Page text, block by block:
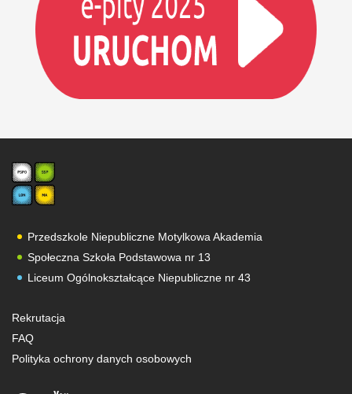
Przedszkole Niepubliczne Motylkowa Akademia
Społeczna Szkoła Podstawowa nr 13
Liceum Ogólnokształcące Niepubliczne nr 43
Rekrutacja
FAQ
Polityka ochrony danych osobowych